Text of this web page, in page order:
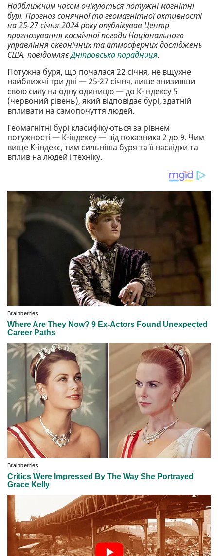
Найближчим часом очікуються потужні магнітні
бурі. Прогноз сонячної та геомагнітної активності
на 25-27 січня 2024 року опублікував Центр
прогнозування космічної погоди Національного
управління океанічних та атмосферних досліджень
США, повідомляєДніпровська порадниця.
Потужна буря, що почалася 22 січня, не вщухне
найближчі три дні — 25-27 січня, лише знизивши
свою силу на одну одиницю — до К-індексу 5
(червоний рівень), який відповідає бурі, здатній
впливати на самопочуття людей.
Геомагнітні бурі класифікуються за рівнем
потужності — К-індексу — від показника 2 до 9. Чим
вище К-індекс, тим сильніша буря та її наслідки та
вплив на людей і техніку.